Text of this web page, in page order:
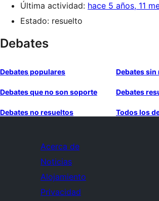
Última actividad: hace 5 años, 11
Estado: resuelto
Debates
Debates populares Debates
Debates que no son soporte Debates
Debates no resueltos Todos los
Acerca de
Noticias
Alojamiento
Privacidad